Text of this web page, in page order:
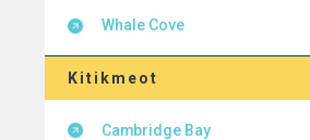
Whale Cove
Kitikmeot
Cambridge Bay